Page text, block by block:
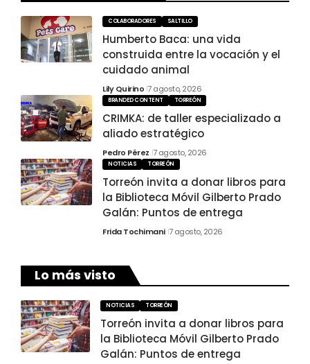
COLABORADORES SALTILLO
Humberto Baca: una vida
construida entre la vocación y el
cuidado animal
Lily Quirino 7 agosto, 2026
BRANDED CONTENT TORREÓN
CRIMKA: de taller especializado a
aliado estratégico
Pedro Pérez 7 agosto, 2026
NOTICIAS TORREÓN
Torreón invita a donar libros para
la Biblioteca Móvil Gilberto Prado
Galán: Puntos de entrega
Frida Tochimani 7 agosto, 2026
Lo más visto
NOTICIAS TORREÓN
Torreón invita a donar libros para
la Biblioteca Móvil Gilberto Prado
Galán: Puntos de entrega